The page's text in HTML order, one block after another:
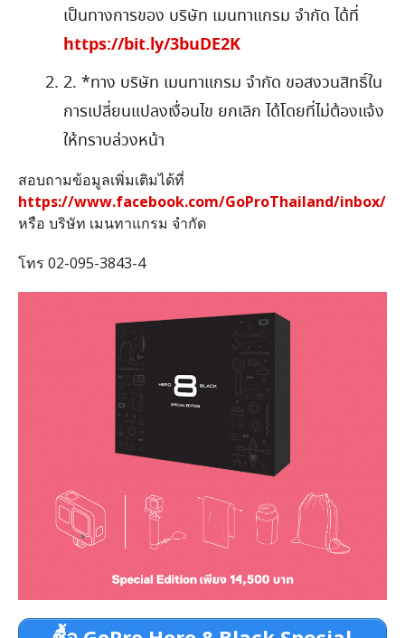
เป็นทางการของ บริษัท เมนทาแกรม จำกัด ได้ที่
https://bit.ly/3buDE2K
2. *ทาง บริษัท เมนทาแกรม จำกัด ขอสงวนสิทธิ์ใน
การเปลี่ยนแปลงเงื่อนไข ยกเลิก ได้โดยที่ไม่ต้องแจ้ง
ให้ทราบล่วงหน้า
สอบถามข้อมูลเพิ่มเติมได้ที่
https://www.facebook.com/GoProThailand/inbox/
หรือ บริษัท เมนทาแกรม จำกัด
โทร 02-095-3843-4